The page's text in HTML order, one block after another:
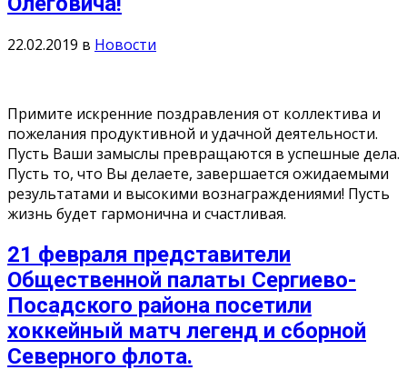
22.02.2019 в Новости
Примите искренние поздравления от коллектива и
пожелания продуктивной и удачной деятельности.
Пусть Ваши замыслы превращаются в успешные дела.
Пусть то, что Вы делаете, завершается ожидаемыми
результатами и высокими вознаграждениями! Пусть
жизнь будет гармонична и счастливая.
21 февраля представители
Общественной палаты Сергиево-
Посадского района посетили
хоккейный матч легенд и сборной
Северного флота.